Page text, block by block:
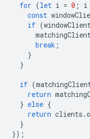
for (let i = 0 ; i
const
if (
break ;
}
}
if (
return
} else {
return clients .
}
});